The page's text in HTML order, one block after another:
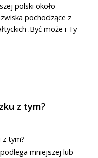
polski około
pochodzące z
.Być może i Ty
z tym?
z tym?
mniejszej lub